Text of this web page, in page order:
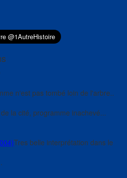
n'est pas tombé loin de l'arbre..
la cité, programme inachevé...
Tres belle interprétation dans le